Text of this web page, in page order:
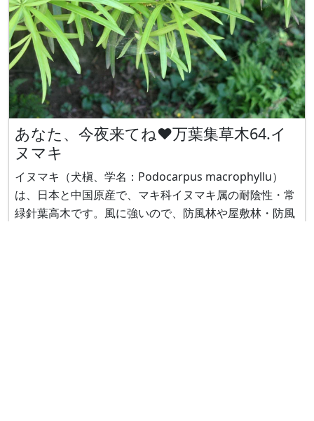
あなた、今夜来てね❤万葉集草木64.イ
ヌマキ
イヌマキ（犬槇、学名：Podocarpus macrophyllu）
は、日本と中国原産で、マキ科イヌマキ属の耐陰性・常
緑針葉高木です。風に強いので、防風林や屋敷林・防風